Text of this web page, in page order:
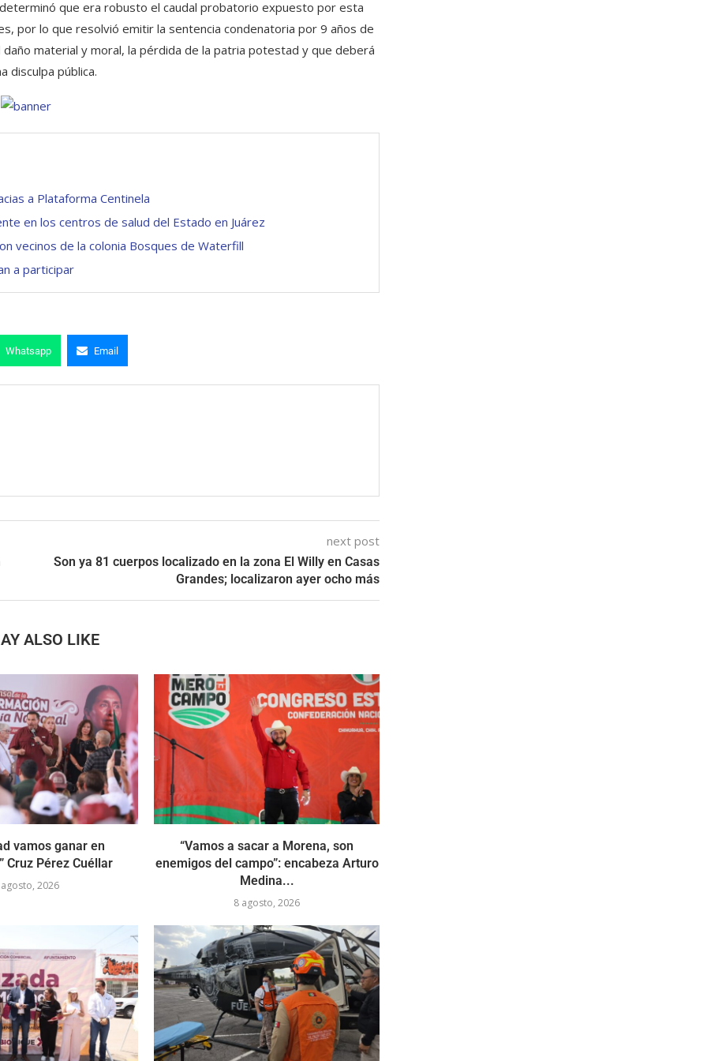
que era robusto el caudal probatorio expuesto por esta
por lo que resolvió emitir la sentencia condenatoria por 9 años de
material y moral, la pérdida de la patria potestad y que deberá
disculpa pública.
a Plataforma Centinela
en los centros de salud del Estado en Juárez
vecinos de la colonia Bosques de Waterfill
a participar
Whatsapp Email
next post
Son ya 81 cuerpos localizado en la zona El Willy en Casas
Grandes; localizaron ayer ocho más
ALSO LIKE
vamos ganar en
Cruz Pérez Cuéllar
2026
“Vamos a sacar a Morena, son
enemigos del campo”: encabeza Arturo
Medina...
8 agosto, 2026